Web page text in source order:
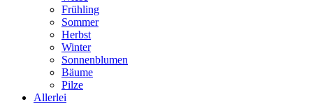
Frühling
Sommer
Herbst
Winter
Sonnenblumen
Bäume
Pilze
Allerlei